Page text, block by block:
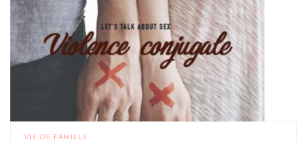
VIE DE FAMILLE